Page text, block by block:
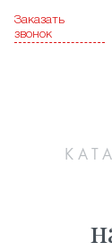
Заказать
звонок